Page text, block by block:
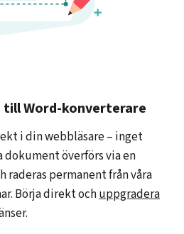
till Word-konverterare
i din webbläsare – inget
dokument överförs via en
permanent från våra
Börja direkt ochuppgradera